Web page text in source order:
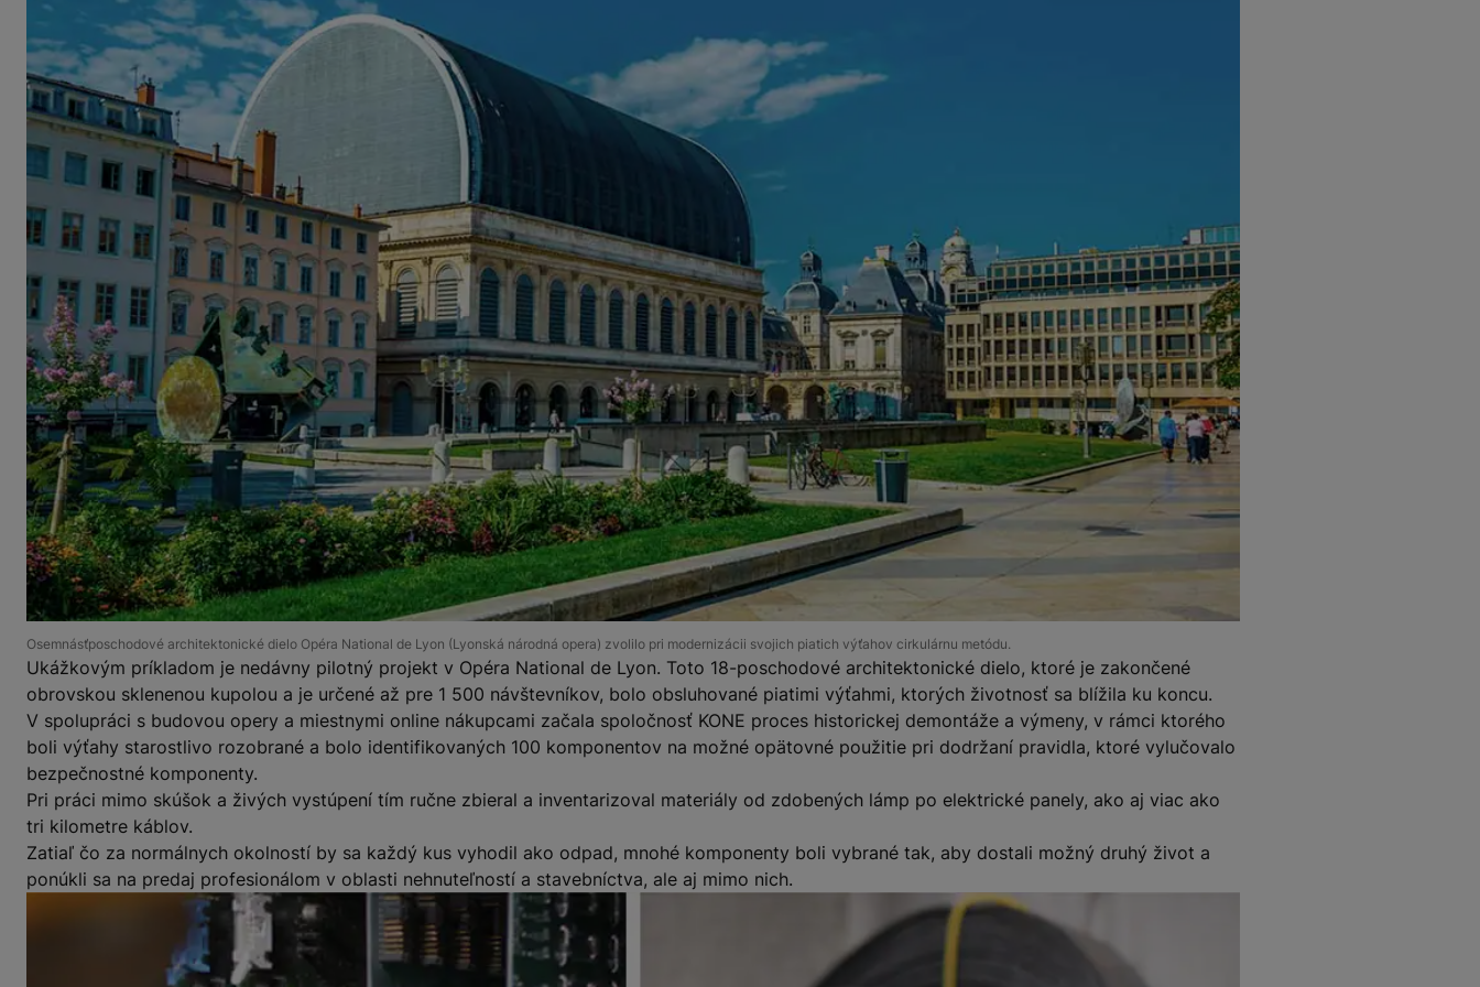
Osemnásťposchodové architektonické dielo Opéra National de Lyon (Lyonská národná opera) zvolilo pri modernizácii svojich piatich výťahov cirkulárnu metódu.
Ukážkovým príkladom je nedávny pilotný projekt v Opéra National de Lyon. Toto 18-poschodové architektonické dielo, ktoré je zakončené
obrovskou sklenenou kupolou a je určené až pre 1 500 návštevníkov, bolo obsluhované piatimi výťahmi, ktorých životnosť sa blížila ku koncu.
V spolupráci s budovou opery a miestnymi online nákupcami začala spoločnosť KONE proces historickej demontáže a výmeny, v rámci ktorého
boli výťahy starostlivo rozobrané a bolo identifikovaných 100 komponentov na možné opätovné použitie pri dodržaní pravidla, ktoré vylučovalo
bezpečnostné komponenty.
Pri práci mimo skúšok a živých vystúpení tím ručne zbieral a inventarizoval materiály od zdobených lámp po elektrické panely, ako aj viac ako
tri kilometre káblov.
Zatiaľ čo za normálnych okolností by sa každý kus vyhodil ako odpad, mnohé komponenty boli vybrané tak, aby dostali možný druhý život a
ponúkli sa na predaj profesionálom v oblasti nehnuteľností a stavebníctva, ale aj mimo nich.